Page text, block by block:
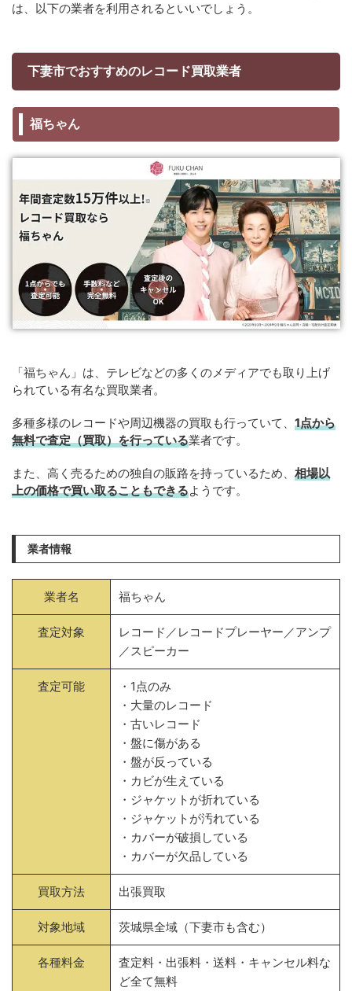
は、以下の業者を利用されるといいでしょう。
下妻市でおすすめのレコード買取業者
福ちゃん
「福ちゃん」は、テレビなどの多くのメディアでも取り上げ
られている有名な買取業者。
多種多様のレコードや周辺機器の買取も行っていて、 1点から
無料で査定（買取）を行っている業者です。
また、高く売るための独自の販路を持っているため、 相場以
上の価格で買い取ることもできるようです。
業者情報
業者名 福ちゃん
査定対象
レコード／レコードプレーヤー／アンプ
／スピーカー
査定可能
・1点のみ
・大量のレコード
・古いレコード
・盤に傷がある
・盤が反っている
・カビが生えている
・ジャケットが折れている
・ジャケットが汚れている
・カバーが破損している
・カバーが欠品している
買取方法 出張買取
対象地域 茨城県全域（下妻市も含む）
各種料金
査定料・出張料・送料・キャンセル料な
ど全て無料